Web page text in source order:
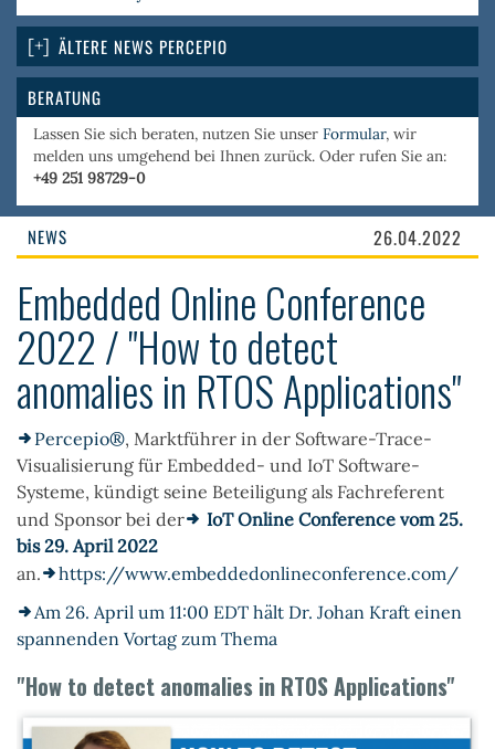
ÄLTERE NEWS PERCEPIO
BERATUNG
Lassen Sie sich beraten, nutzen Sie unser Formular, wir
melden uns umgehend bei Ihnen zurück. Oder rufen Sie an:
+49 251 98729-0
NEWS 26.04.2022
Embedded Online Conference
2022 / "How to detect
anomalies in RTOS Applications"
Percepio®, Marktführer in der Software-Trace-
Visualisierung für Embedded- und IoT Software-
Systeme, kündigt seine Beteiligung als Fachreferent
und Sponsor bei der
IoT Online Conference vom 25.
bis 29. April 2022
an.
https://www.embeddedonlineconference.com/
Am 26. April um 11:00 EDT hält Dr. Johan Kraft einen
spannenden Vortag zum Thema
"How to detect anomalies in RTOS Applications"